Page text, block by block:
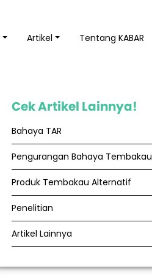
Artikel Tentang KABAR
Cek Artikel Lainnya!
Bahaya TAR
Pengurangan Bahaya Tembakau
Produk Tembakau Alternatif
Penelitian
Artikel Lainnya